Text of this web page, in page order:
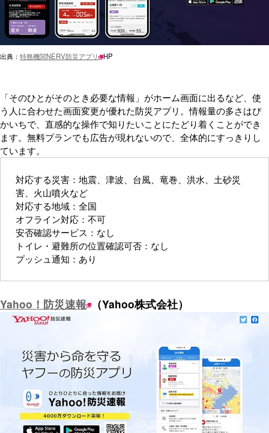
出典： 特務機関NERV防災アプリ HP
「そのひとがそのとき必要な情報」がホーム画面に出るなど、使
う人に合わせた画面変更が優れた防災アプリ。情報量の多さはぴ
かいちで、直感的な操作で知りたいことにたどり着くことができ
ます。無料プランでも広告が現れないので、全体的にすっきりし
ています。
対応する災害：地震、津波、台風、竜巻、洪水、土砂災
害、火山噴火など
対応する地域：全国
オフライン対応：不可
安否確認サービス：なし
トイレ・避難所の位置確認可否：なし
プッシュ通知：あり
Yahoo！防災速報 （Yahoo株式会社）